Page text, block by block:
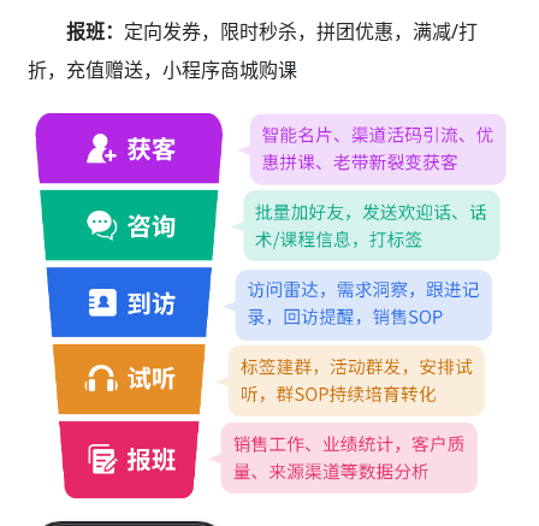
报班： 定向发券，限时秒杀，拼团优惠，满减/打
折，充值赠送，小程序商城购课